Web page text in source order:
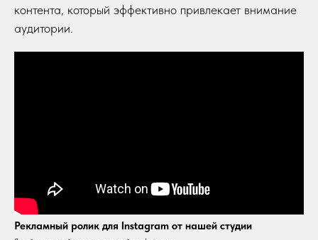
контента, который эффективно привлекает внимание
аудитории.
Рекламный ролик для Instagram от нашей студии